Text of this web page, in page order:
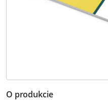
O produkcie